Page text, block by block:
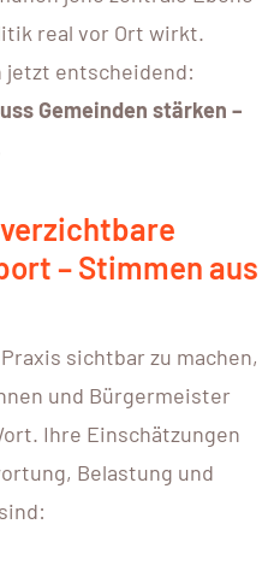
real vor Ort wirkt.
jetzt entscheidend:
Gemeinden stärken –
– Stimmen aus
sichtbar zu machen,
und Bürgermeister
Ihre Einschätzungen
Belastung und